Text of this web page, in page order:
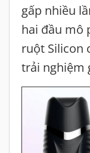
gấp nhiều
hai đầu mô
ruột Silicon
trải nghiệm